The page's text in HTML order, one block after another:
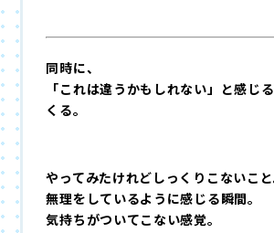
同時に、
「これは違うかもしれない」と感じ
くる。
やってみたけれどしっくりこないこと
無理をしているように感じる瞬間。
気持ちがついてこない感覚。